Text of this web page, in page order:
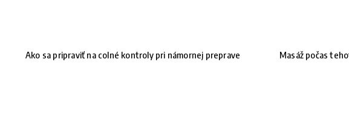
Ako sa pripraviť na colné kontroly pri námornej preprave Masáž počas